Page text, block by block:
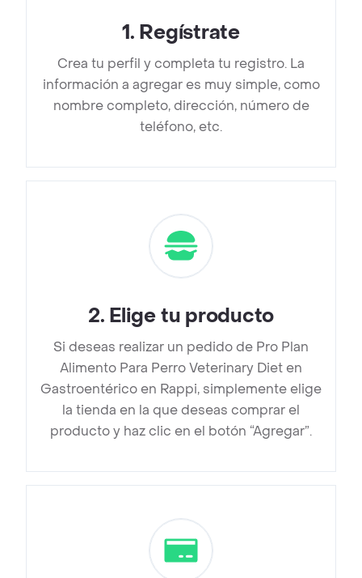
1. Regístrate
Crea tu perfil y completa tu registro. La
información a agregar es muy simple, como
nombre completo, dirección, número de
teléfono, etc.
2. Elige tu producto
Si deseas realizar un pedido de Pro Plan
Alimento Para Perro Veterinary Diet en
Gastroentérico en Rappi, simplemente elige
la tienda en la que deseas comprar el
producto y haz clic en el botón “Agregar”.